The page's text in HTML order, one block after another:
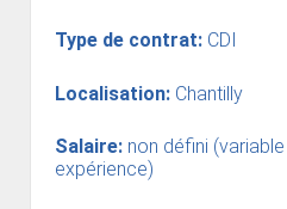
Type de contrat: CDI
Localisation: Chantilly
Salaire: non défini
expérience)